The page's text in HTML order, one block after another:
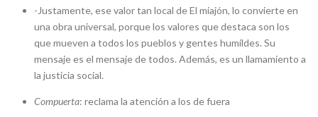
-Justamente, ese valor tan local de El miajón, lo convierte en
una obra universal, porque los valores que destaca son los
que mueven a todos los pueblos y gentes humildes. Su
mensaje es el mensaje de todos. Además, es un llamamiento a
la justicia social.
Compuerta: reclama la atención a los de fuera